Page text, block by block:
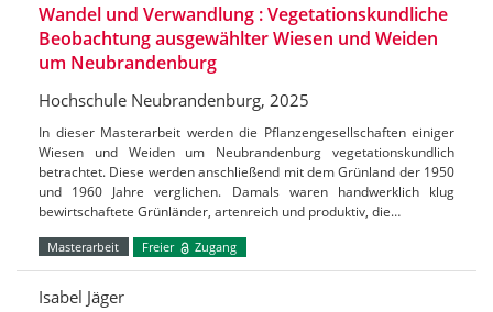
Wandel und Verwandlung : Vegetationskundliche
Beobachtung ausgewählter Wiesen und Weiden
um Neubrandenburg
Hochschule Neubrandenburg, 2025
In dieser Masterarbeit werden die Pflanzengesellschaften einiger
Wiesen und Weiden um Neubrandenburg vegetationskundlich
betrachtet. Diese werden anschließend mit dem Grünland der 1950
und 1960 Jahre verglichen. Damals waren handwerklich klug
bewirtschaftete Grünländer, artenreich und produktiv, die…
Masterarbeit Freier Zugang
Isabel Jäger